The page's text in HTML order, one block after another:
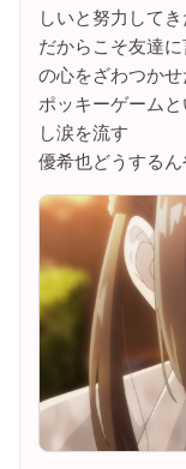
しいと努力してき
だからこそ友達
の心をざわつかせ
ポッキーゲーム
し涙を流す
優希也どうする